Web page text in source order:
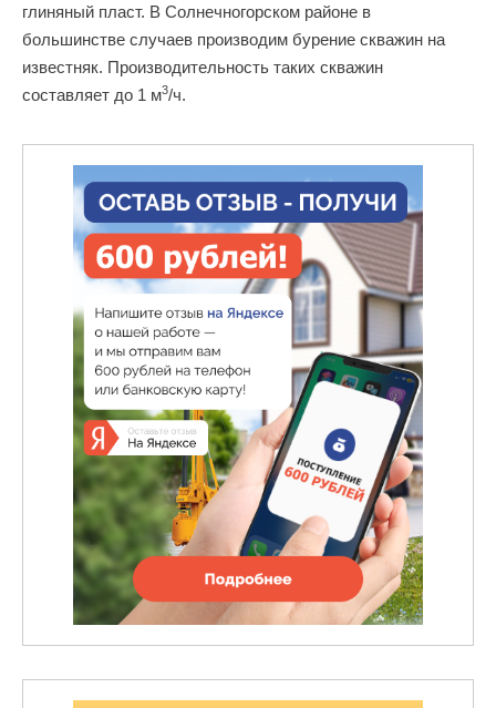
глиняный пласт. В Солнечногорском районе в
большинстве случаев производим бурение скважин на
известняк. Производительность таких скважин
составляет до 1 м3/ч.